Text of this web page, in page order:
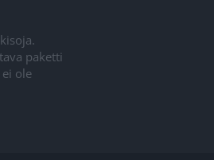
paketti
ole